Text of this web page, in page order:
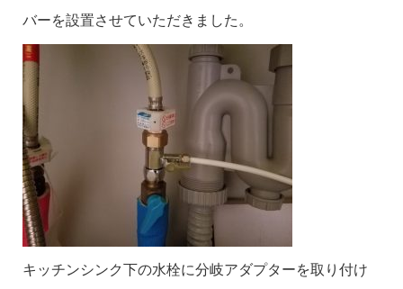
バーを設置させていただきました。
キッチンシンク下の水栓に分岐アダプターを取り付け